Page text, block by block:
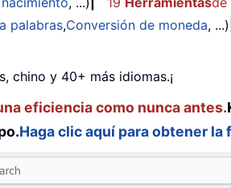
palabras,Conversión de moneda, ...)
chino y 40+ más idiomas.¡
eficiencia como nunca antes.
Haga clic aquí para obtener